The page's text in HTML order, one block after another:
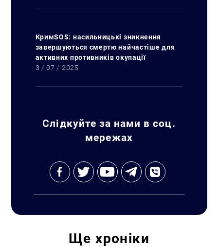
КримSOS: насильницькі зникнення
завершуються смертю найчастіше для
активних противників окупації
3 / 07 / 2025
Слідкуйте за нами в соц.
мережах
Щехроніки